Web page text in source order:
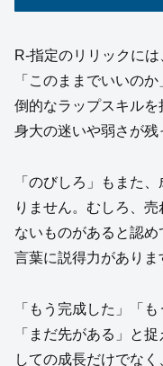
R-指定のリリックに
「このままでいいの
倒的なラップスキル
身大の迷いや弱さが残
「のびしろ」もまた
りません。むしろ、
ないものがあると認め
言葉に説得力がありま
「もう完成した」「
「まだ先がある」と
しての成長だけでな